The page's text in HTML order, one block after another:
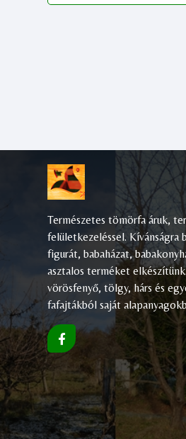
Természetes tömörfa áruk,
felületkezeléssel. Kívánságra
figurát, babaházat,
asztalos terméket
vörösfenyő, tölgy, hárs és
fafajtákból saját